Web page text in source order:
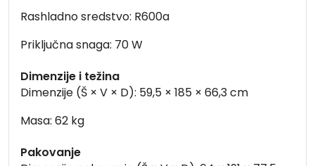
Rashladno sredstvo: R600a
Priključna snaga: 70 W
Dimenzije i težina
Dimenzije (Š × V × D): 59,5 × 185 × 66,3 cm
Masa: 62 kg
Pakovanje